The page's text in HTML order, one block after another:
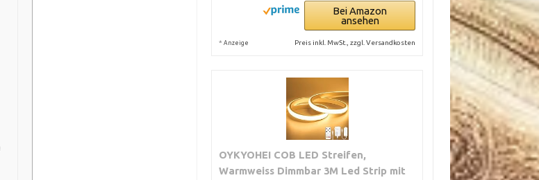
Bei Amazon
ansehen
* Anzeige Preis inkl. MwSt., zzgl. Versandkosten
OYKYOHEI COB LED Streifen,
Warmweiss Dimmbar 3M Led Strip mit